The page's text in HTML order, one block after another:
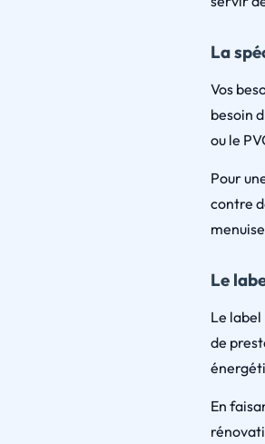
La
Vos
besoin
ou le
Pour
contre
Le
Le
de
En